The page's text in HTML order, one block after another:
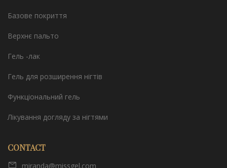
Базове покриття
Верхнє пальто
Гель -лак
Гель для розширення нігтів
Функціональний гель
Лікування догляду за нігтями
CONTACT
miranda@missgel.com